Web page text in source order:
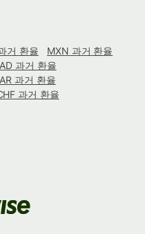
거 환율
MXN 과거 환율
과거 환율
과거 환율
과거 환율